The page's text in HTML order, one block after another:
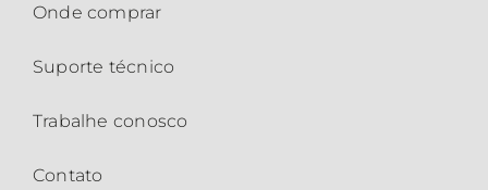
Onde comprar
Suporte técnico
Trabalhe conosco
Contato